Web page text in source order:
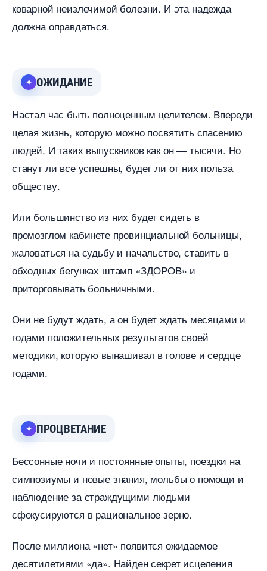
коварной неизлечимой болезни. И эта надежда
должна оправдаться.
ОЖИДАНИЕ
Настал час быть полноценным целителем. Впереди
целая жизнь, которую можно посвятить спасению
людей. И таких выпускников как он — тысячи. Но
станут ли все успешны, будет ли от них польза
обществу.
Или большинство из них будет сидеть
промозглом кабинете провинциальной больницы,
жаловаться на судьбу и начальство, ставить
обходных бегунках штамп «ЗДОРОВ» и
приторговывать больничными.
Они не будут ждать, а он будет ждать месяцами и
одами положительных результатов своей
методики, которую вынашивал в голове и сердце
одами.
ПРОЦВЕТАНИЕ
Бессонные ночи и постоянные опыты, поездки на
симпозиумы и новые знания, мольбы о помощи и
наблюдение за страждущими людьми
сфокусируются в рациональное зерно.
После миллиона «нет» появится ожидаемое
десятилетиями «да». Найден секрет исцеления